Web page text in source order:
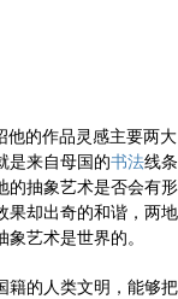
他的作品灵感主要两大
是来自母国的书法线条
的抽象艺术是否会有形
果却出奇的和谐，两地
艺术是世界的。
籍的人类文明，能够把